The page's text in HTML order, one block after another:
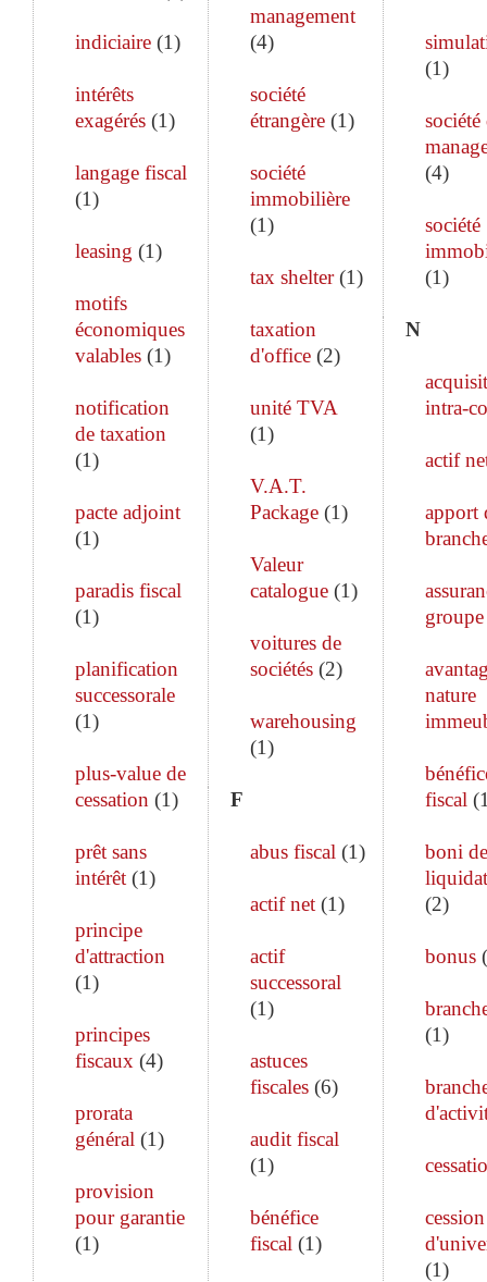
indiciaire (1)
intérêts
exagérés (1)
langage fiscal
(1)
leasing (1)
motifs
économiques
valables (1)
notification
de taxation
(1)
pacte adjoint
(1)
paradis fiscal
(1)
planification
successorale
(1)
plus-value de
cessation (1)
prêt sans
intérêt (1)
principe
d'attraction
(1)
principes
fiscaux (4)
prorata
général (1)
provision
pour garantie
(1)
management
(4)
société
étrangère(1)
société
immobilière
(1)
tax shelter(1)
taxation
d'office(2)
unité TVA
(1)
V.A.T.
Package(1)
Valeur
catalogue(1)
voitures de
sociétés(2)
warehousing
(1)
F
abus fiscal (1)
actif net(1)
actif
successoral
(1)
astuces
fiscales(6)
audit fiscal
(1)
bénéfice
fiscal (1)
(1)
société
(4)
société
(1)
N
intra-
actif
apport
groupe
nature
fiscal (
boni de
(2)
bonus(
(1)
cession
(1)